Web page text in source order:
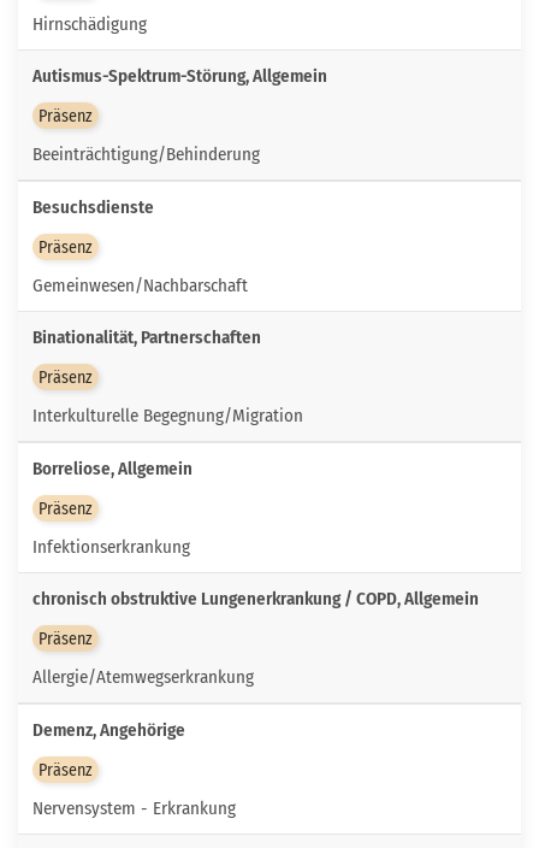
Hirnschädigung
Autismus-Spektrum-Störung, Allgemein
Präsenz
Beeinträchtigung/Behinderung
Besuchsdienste
Präsenz
Gemeinwesen/Nachbarschaft
Binationalität, Partnerschaften
Präsenz
Interkulturelle Begegnung/Migration
Borreliose, Allgemein
Präsenz
Infektionserkrankung
chronisch obstruktive Lungenerkrankung / COPD, Allgemein
Präsenz
Allergie/Atemwegserkrankung
Demenz, Angehörige
Präsenz
Nervensystem - Erkrankung